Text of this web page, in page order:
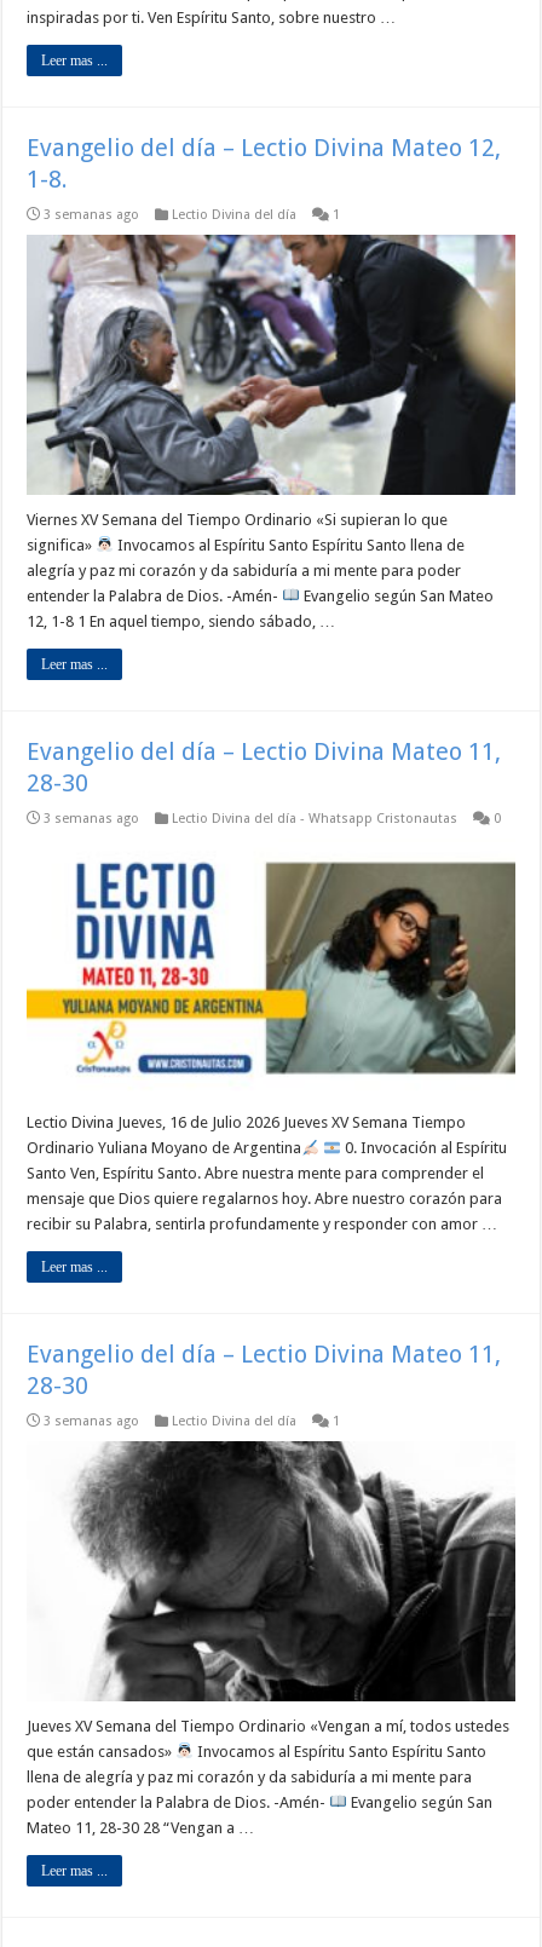
inspiradas por ti. Ven Espíritu Santo, sobre nuestro …
Leer mas ...
Evangelio del día – Lectio Divina Mateo 12,
1-8.
3 semanas ago Lectio Divina del día 1
Viernes XV Semana del Tiempo Ordinario «Si supieran lo que
significa»
Invocamos al Espíritu Santo Espíritu Santo llena de
alegría y paz mi corazón y da sabiduría a mi mente para poder
entender la Palabra de Dios. -Amén-
Evangelio según San Mateo
12, 1-8 1 En aquel tiempo, siendo sábado, …
Leer mas ...
Evangelio del día – Lectio Divina Mateo 11,
28-30
3 semanas ago Lectio Divina del día - Whatsapp Cristonautas 0
Lectio Divina Jueves, 16 de Julio 2026 Jueves XV Semana Tiempo
Ordinario Yuliana Moyano de Argentina
0. Invocación al Espíritu
Santo Ven, Espíritu Santo. Abre nuestra mente para comprender el
mensaje que Dios quiere regalarnos hoy. Abre nuestro corazón para
recibir su Palabra, sentirla profundamente y responder con amor …
Leer mas ...
Evangelio del día – Lectio Divina Mateo 11,
28-30
3 semanas ago Lectio Divina del día 1
Jueves XV Semana del Tiempo Ordinario «Vengan a mí, todos ustedes
que están cansados»
Invocamos al Espíritu Santo Espíritu Santo
llena de alegría y paz mi corazón y da sabiduría a mi mente para
poder entender la Palabra de Dios. -Amén-
Evangelio según San
Mateo 11, 28-30 28 “Vengan a …
Leer mas ...